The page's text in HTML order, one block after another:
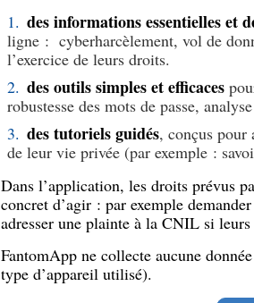
des informations essentielles et
ligne : cyberharcèlement, vol de
l’exercice de leurs droits.
des outils simples et efficaces
robustesse des mots de passe,
des tutoriels guidés, conçus pour
de leur vie privée (par exemple :
Dans l’application, les droits prévus
concret d’agir : par exemple
adresser une plainte à la CNIL si
FantomApp ne collecte aucune
type d’appareil utilisé).